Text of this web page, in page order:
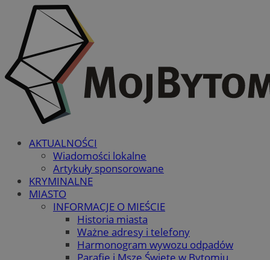
AKTUALNOŚCI
Wiadomości lokalne
Artykuły sponsorowane
KRYMINALNE
MIASTO
INFORMACJE O MIEŚCIE
Historia miasta
Ważne adresy i telefony
Harmonogram wywozu odpadów